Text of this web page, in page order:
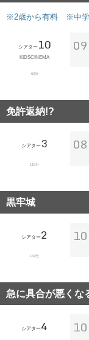
※2歳から有料 ※中学
シアター10
KIDSCINEMA
62分
免許返納!?
シアター 3
119分
黒牢城
シアター2
147分
急に具合が悪くな
シアター4